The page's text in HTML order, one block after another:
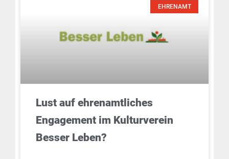
EHRENAMT
Lust auf ehrenamtliches
Engagement im Kulturverein
Besser Leben?